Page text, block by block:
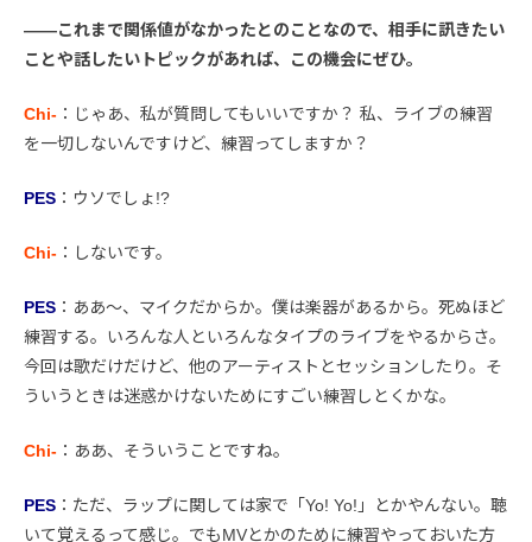
――これまで関係値がなかったとのことなので、相手に訊きたい
ことや話したいトピックがあれば、この機会にぜひ。
Chi- ：じゃあ、私が質問してもいいですか？ 私、ライブの練習
を一切しないんですけど、練習ってしますか？
PES ：ウソでしょ!?
Chi- ：しないです。
PES ：ああ〜、マイクだからか。僕は楽器があるから。死ぬほど
練習する。いろんな人といろんなタイプのライブをやるからさ。
今回は歌だけだけど、他のアーティストとセッションしたり。そ
ういうときは迷惑かけないためにすごい練習しとくかな。
Chi- ：ああ、そういうことですね。
PES ：ただ、ラップに関しては家で「Yo! Yo!」とかやんない。聴
いて覚えるって感じ。でもMVとかのために練習やっておいた方